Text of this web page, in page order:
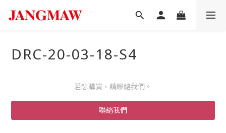
DRC-20-03-18-S4
若想購買，請聯絡我們。
聯絡我們